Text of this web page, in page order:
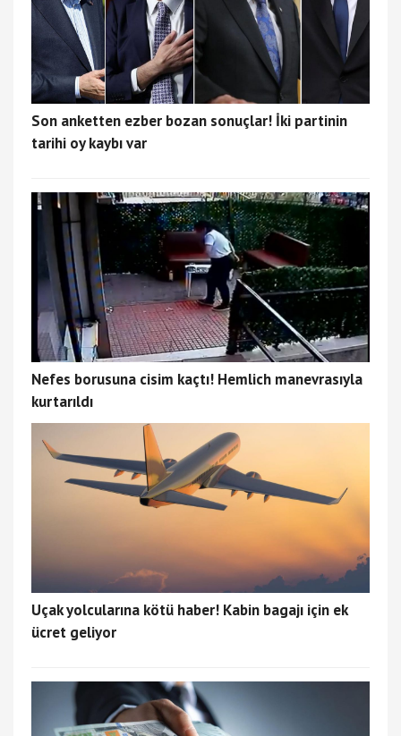
Son anketten ezber bozan sonuçlar! İki partinin
tarihi oy kaybı var
Nefes borusuna cisim kaçtı! Hemlich manevrasıyla
kurtarıldı
Uçak yolcularına kötü haber! Kabin bagajı için ek
ücret geliyor